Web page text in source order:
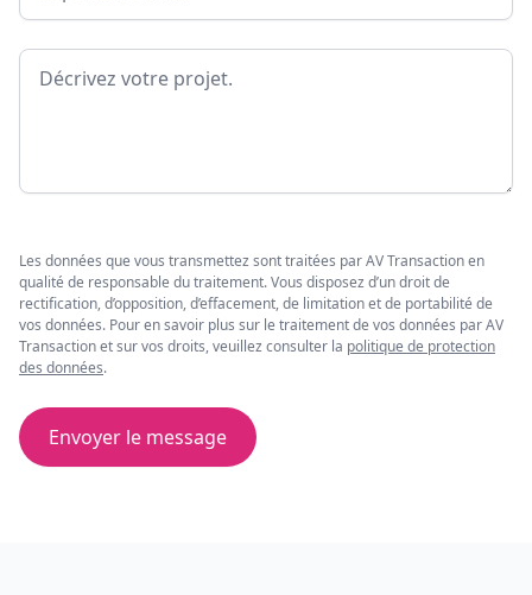
Message
Les données que vous transmettez sont traitées par AV Transaction en
qualité de responsable du traitement. Vous disposez d’un droit de
rectification, d’opposition, d’effacement, de limitation et de portabilité de
vos données. Pour en savoir plus sur le traitement de vos données par AV
Transaction et sur vos droits, veuillez consulter la politique de protection
des données.
Envoyer le message